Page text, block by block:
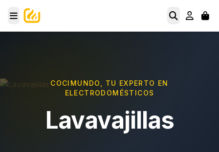
COCIMUNDO, TU EXPERTO EN
ELECTRODOMÉSTICOS
Lavavajillas